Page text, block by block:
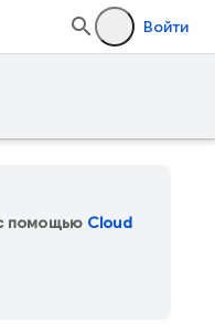
Войти
помощью Cloud